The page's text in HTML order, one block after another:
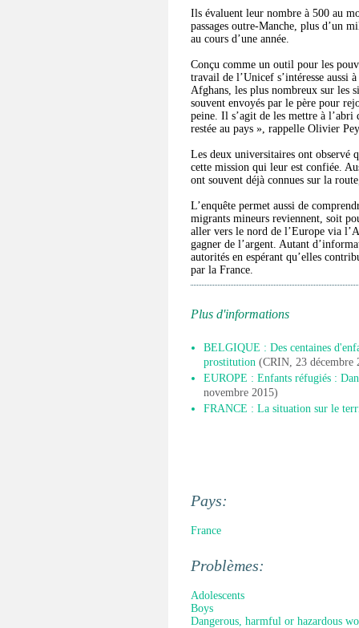
Ils évaluent leur nombre à 500 au
passages outre-Manche, plus d’un
au cours d’une année.
Conçu comme un outil pour les
travail de l’Unicef s’intéresse aussi
Afghans, les plus nombreux sur les
souvent envoyés par le père pour
peine. Il s’agit de les mettre à l’abri
restée au pays », rappelle Olivier
Les deux universitaires ont observé
cette mission qui leur est confiée.
ont souvent déjà connues sur la
L’enquête permet aussi de
migrants mineurs reviennent, soit
aller vers le nord de l’Europe via
gagner de l’argent. Autant
autorités en espérant qu’elles
par la France.
Plus d'informations
BELGIQUE : Des centaines
prostitution (CRIN, 23 décembre
EUROPE : Enfants réfugiés :
novembre 2015)
FRANCE : La situation sur le
Pays:
France
Problèmes:
Adolescents
Boys
Dangerous, harmful or hazardous